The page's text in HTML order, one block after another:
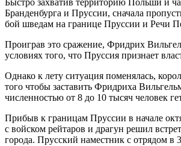
Быстро захватив территорию Польши и
Бранденбурга и Пруссии, сначала
бой шведам на границе Пруссии и Речи
Проиграв это сражение, Фридрих
условиях того, что Пруссия признает
Однако к лету ситуация поменялась,
того чтобы заставить Фридриха
численностью от 8 до 10 тысяч человек
Прибыв к границам Пруссии в начале
с войском рейтаров и драгун решил
города. Прусский наместник с отрядом в